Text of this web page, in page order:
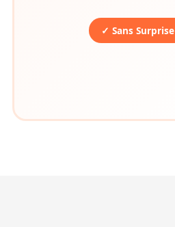
✓ Sans Surprise